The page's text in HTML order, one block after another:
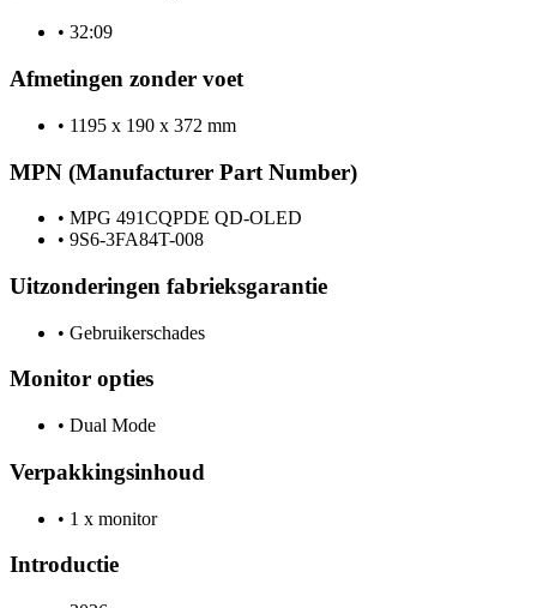
• 32:09
Afmetingen zonder voet
• 1195 x 190 x 372 mm
MPN (Manufacturer Part Number)
• MPG 491CQPDE QD-OLED
• 9S6-3FA84T-008
Uitzonderingen fabrieksgarantie
• Gebruikerschades
Monitor opties
• Dual Mode
Verpakkingsinhoud
• 1 x monitor
Introductie